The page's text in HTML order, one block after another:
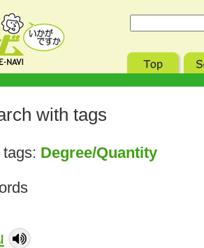
with tags
Degree/Quantity